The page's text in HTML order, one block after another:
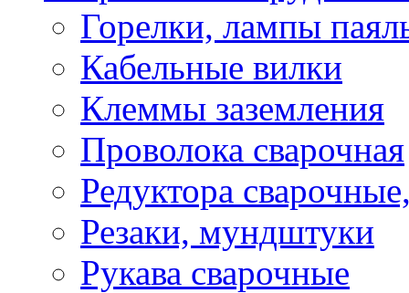
Горелки, лампы
Кабельные вилки
Клеммы заземления
Проволока сварочная
Редуктора
Резаки, мундштуки
Рукава сварочные